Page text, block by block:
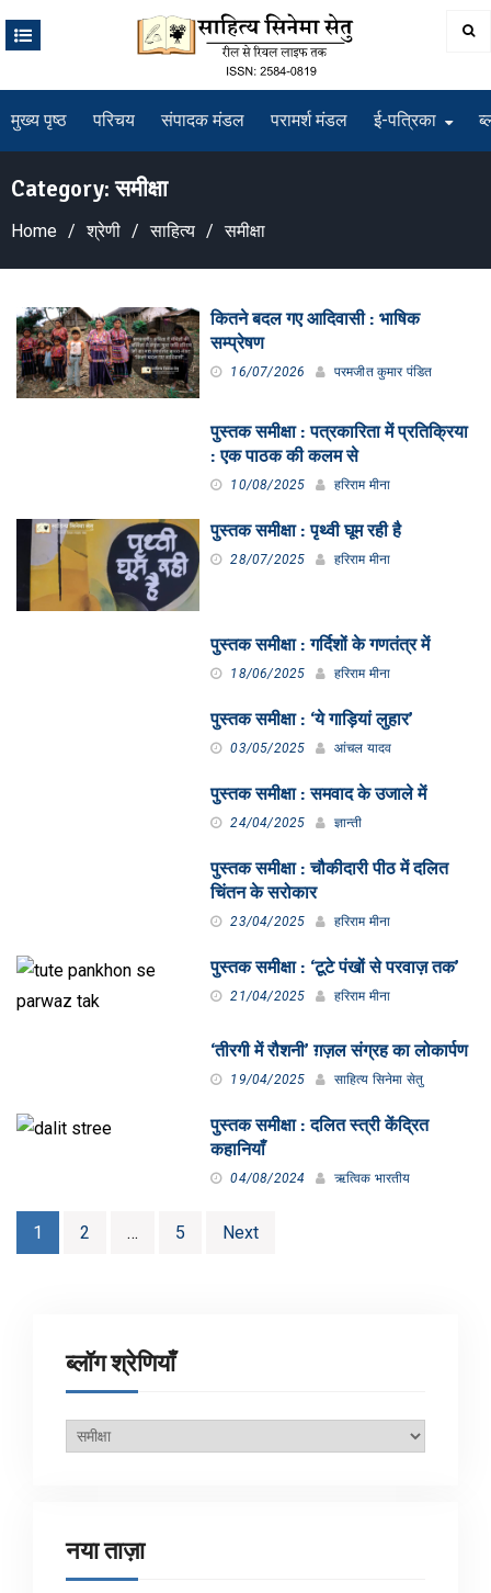
मुख्य पृष्ठ परिचय संपादक मंडल परामर्श मंडल ई-पत्रिका
Category:‌समीक्षा‌
Home श्रेणी साहित्य ‌समीक्षा‌
कितने बदल गए आदिवासी : भाषिक
सम्प्रेषण
16/07/2026 परमजीत कुमार पंडित
पुस्तक समीक्षा : पत्रकारिता में प्रतिक्रिया
: एक पाठक की कलम से
10/08/2025 हरिराम मीना
पुस्तक समीक्षा : पृथ्वी घूम रही है
28/07/2025 हरिराम मीना
पुस्तक समीक्षा : गर्दिशों के गणतंत्र में
18/06/2025 हरिराम मीना
पुस्तक समीक्षा : ‘ये गाड़ियां लुहार’
03/05/2025 आंचल यादव
पुस्तक समीक्षा : समवाद के उजाले में
24/04/2025 ज्ञान्ती
पुस्तक समीक्षा : चौकीदारी पीठ में दलित
चिंतन के सरोकार
23/04/2025 हरिराम मीना
पुस्तक समीक्षा : ‘टूटे पंखों से परवाज़ तक’
21/04/2025 हरिराम मीना
‘तीरगी में रौशनी’ ग़ज़ल संग्रह का लोकार्पण
19/04/2025 साहित्य सिनेमा सेतु
पुस्तक समीक्षा : दलित स्त्री केंद्रित
कहानियाँ
04/08/2024 ऋत्विक भारतीय
Posts
1 2 … 5 Next
ब्लॉग श्रेणियाँ
ब्लॉग
नया ताज़ा